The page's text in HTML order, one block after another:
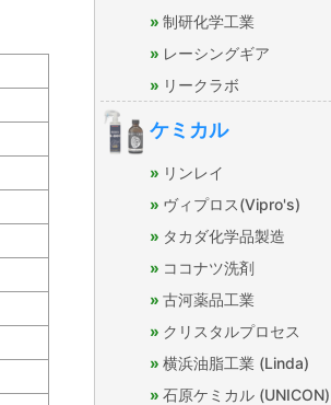
制研化学工業
レーシングギア
リークラボ
ケミカル
リンレイ
ヴィプロス(Vipro's)
タカダ化学品製造
ココナツ洗剤
古河薬品工業
クリスタルプロセス
横浜油脂工業 (Linda)
石原ケミカル (UNICON)